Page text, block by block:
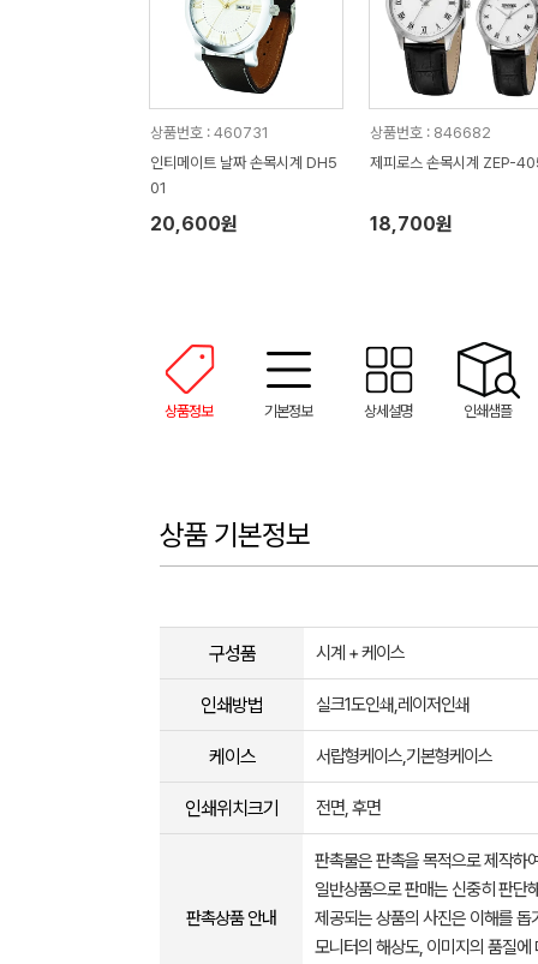
상품번호 : 460731
인티메이트 날짜 손목시계 DH5
01
20,600원
상품번호 : 846682
제피로스 손목시계 ZEP-
18,700원
상품정보 기본정보 상세설명 인쇄샘플
상품 기본정보
구성품 시계 + 케이스
인쇄방법 실크1도인쇄,레이저인쇄
케이스 서랍형케이스,기본형케이스
인쇄위치크기 전면, 후면
판촉상품 안내
판촉물은 판촉을 목적으로 제작하
일반상품으로 판매는 신중히 판단
제공되는 상품의 사진은 이해를
모니터의 해상도, 이미지의 품질